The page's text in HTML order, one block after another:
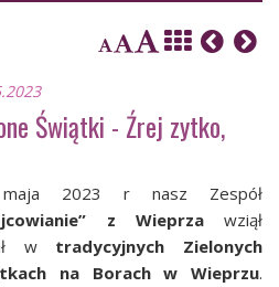
Świątki - Źrej zytko,
2023 r nasz Zespół
z Wieprzawziął
w tradycyjnych Zielonych
na Borach w Wieprzu.